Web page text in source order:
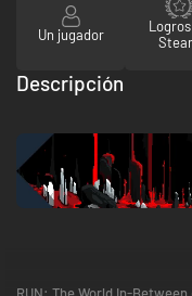
Un jugador
Descripción
RUN: The World In-Between